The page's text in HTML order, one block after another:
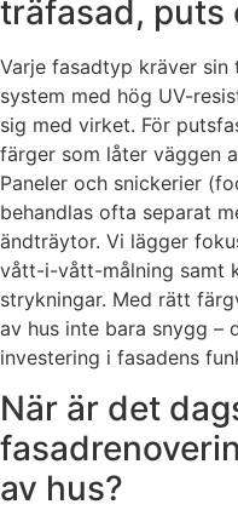
träfasad, puts
Varje fasadtyp kräver sin
system med hög UV-
sig med virket. För
färger som låter väggen
Paneler och snickerier
behandlas ofta separat
ändträytor. Vi lägger
vått-i-vått-målning samt
strykningar. Med rätt
av hus inte bara snygg –
investering i fasadens
När är det
av hus?